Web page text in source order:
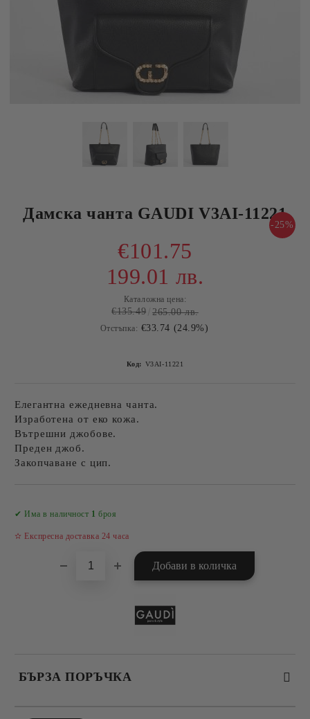
Дамска чанта GAUDI V3AI-11221
-25%
€101.75
199.01 лв.
Каталожна цена:
€135.49 265.00 лв.
Отстъпка: €33.74 (24.9%)
Код: V3AI-11221
Елегантна ежедневна чанта.
Изработена от еко кожа.
Вътрешни джобове.
Преден джоб.
Закопчаване с цип.
✔ Има в наличност 1 броя
✫ Експресна доставка 24 часа
БЪРЗА ПОРЪЧКА